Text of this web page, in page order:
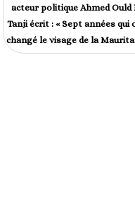
acteur politique Ahmed Ould
Tanji écrit : « Sept années qui
changé le visage de la